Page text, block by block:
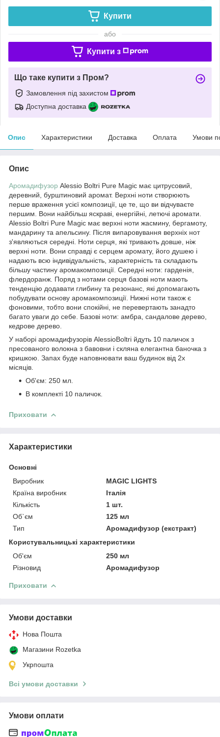
Купити
або
Купити з
Що таке купити з Пром?
Замовлення під захистом
Доступна доставка
Опис Характеристики Доставка Оплата Умови
Опис
Аромадифузор Alessio Boltri Pure Magic має цитрусовий,
деревний, бурштиновий аромат. Верхні ноти створюють
перше враження усієї композиції, це те, що ви відчуваєте
першим. Вони найбільш яскраві, енергійні, летючі аромати.
Alessio Boltri Pure Magic має верхні ноти жасмину, бергамоту,
мандарину та апельсину. Після випаровування верхніх нот
з'являються середні. Ноти серця, які тривають довше, ніж
верхні ноти. Вони справді є серцем аромату, його душею і
надають всю індивідуальність, характерність та складають
більшу частину аромакомпозиції. Середні ноти: гарденія,
флердоранж. Поряд з нотами серця базові ноти мають
тенденцію додавати глибину та резонанс, які допомагають
побудувати основу аромакомпозиції. Нижні ноти також є
фоновими, тобто вони спокійні, не перевертають занадто
багато уваги до себе. Базові ноти: амбра, сандалове дерево,
кедрове дерево.
У наборі аромадифузорів AlessioBoltri йдуть 10 паличок з
пресованого волокна з бавовни і скляна елегантна баночка з
кришкою. Запах буде наповнювати ваш будинок від 2х
місяців.
Об'єм: 250 мл.
В комплекті 10 паличок.
Приховати
Характеристики
Основні
Виробник
MAGIC LIGHTS
Країна виробник
Італія
Кількість
1 шт.
Об`єм
125 мл
Тип
Аромадифузор (екстракт)
Користувальницькі характеристики
Об'єм
250 мл
Різновид
Аромадифузор
Приховати
Умови доставки
Нова Пошта
Магазини Rozetka
Укрпошта
Всі умови доставки
Умови оплати